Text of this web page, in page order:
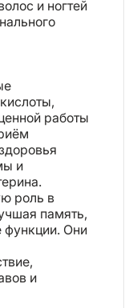
и ногтей
работы
и
роль в
память,
функции. Они
и